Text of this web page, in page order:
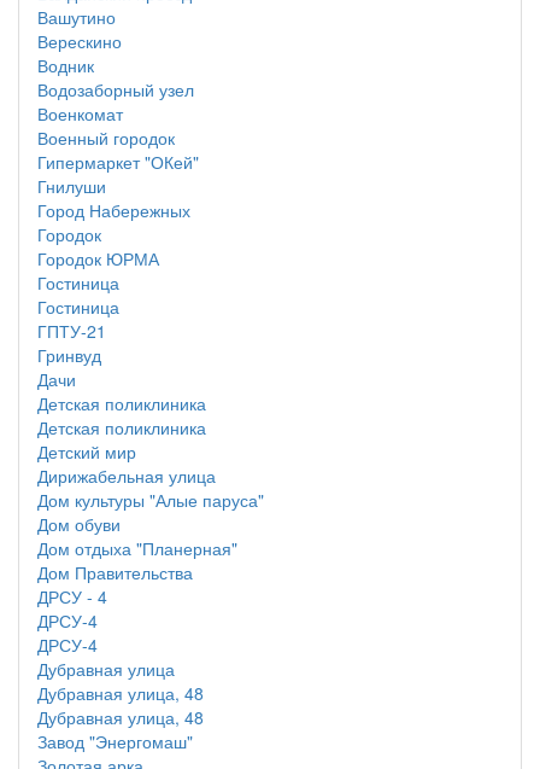
Вашутино
Верескино
Водник
Водозаборный узел
Военкомат
Военный городок
Гипермаркет "ОКей"
Гнилуши
Город Набережных
Городок
Городок ЮРМА
Гостиница
Гостиница
ГПТУ-21
Гринвуд
Дачи
Детская поликлиника
Детская поликлиника
Детский мир
Дирижабельная улица
Дом культуры "Алые паруса"
Дом обуви
Дом отдыха "Планерная"
Дом Правительства
ДРСУ - 4
ДРСУ-4
ДРСУ-4
Дубравная улица
Дубравная улица, 48
Дубравная улица, 48
Завод "Энергомаш"